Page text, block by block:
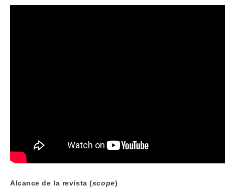
Alcance de la revista (scope)